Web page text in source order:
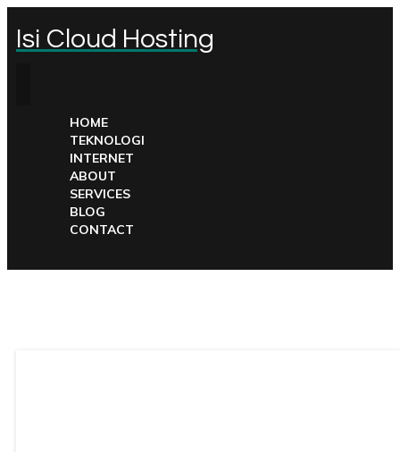
Isi Cloud Hosting
HOME
TEKNOLOGI
INTERNET
ABOUT
SERVICES
BLOG
CONTACT